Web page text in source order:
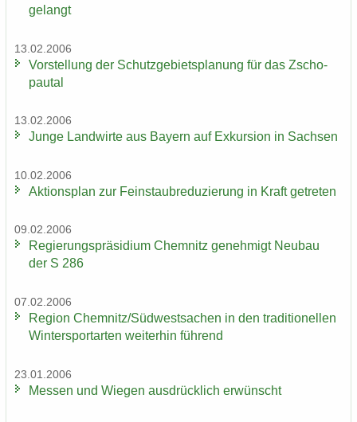
ge­langt
13.02.2006
Vor­stel­lung der Schutz­ge­biets­pla­nung für das Zscho­
pau­tal
13.02.2006
Junge Land­wir­te aus Bay­ern auf Ex­kur­si­on in Sach­sen
10.02.2006
Ak­ti­ons­plan zur Fein­staub­re­du­zie­rung in Kraft ge­tre­ten
09.02.2006
Re­gie­rungs­prä­si­di­um Chem­nitz ge­neh­migt Neu­bau
der S 286
07.02.2006
Re­gi­on Chem­nitz/Süd­west­sa­chen in den tra­di­tio­nel­len
Win­ter­sport­ar­ten wei­ter­hin füh­rend
23.01.2006
Mes­sen und Wie­gen aus­drück­lich er­wünscht